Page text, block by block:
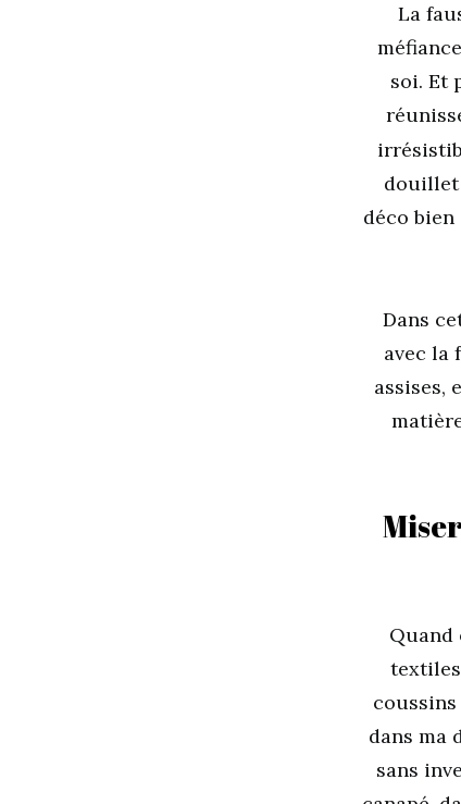
La
soi. Et
douillet
déco
Dans
avec la
assises,
Quand
dans ma
sans